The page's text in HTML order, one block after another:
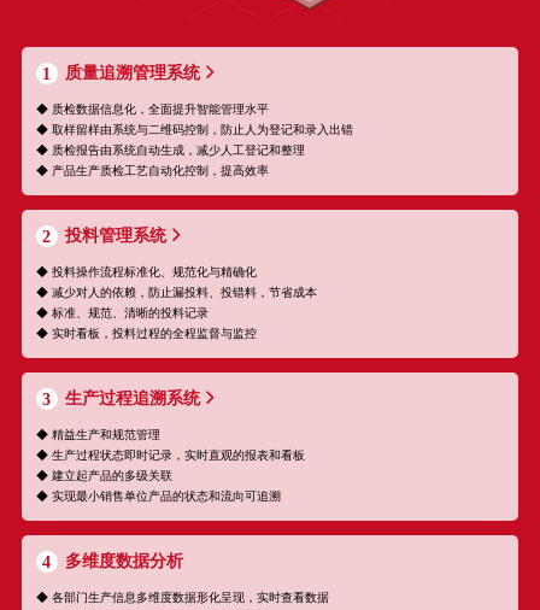
1 质量追溯管理系统
◆ 质检数据信息化，全面提升智能管理水平
◆ 取样留样由系统与二维码控制，防止人为登记和录入出错
◆ 质检报告由系统自动生成，减少人工登记和整理
◆ 产品生产质检工艺自动化控制，提高效率
2 投料管理系统
◆ 投料操作流程标准化、规范化与精确化
◆ 减少对人的依赖，防止漏投料、投错料，节省成本
◆ 标准、规范、清晰的投料记录
◆ 实时看板，投料过程的全程监督与监控
3 生产过程追溯系统
◆ 精益生产和规范管理
◆ 生产过程状态即时记录，实时直观的报表和看板
◆ 建立起产品的多级关联
◆ 实现最小销售单位产品的状态和流向可追溯
4 多维度数据分析
◆ 各部门生产信息多维度数据形化呈现，实时查看数据